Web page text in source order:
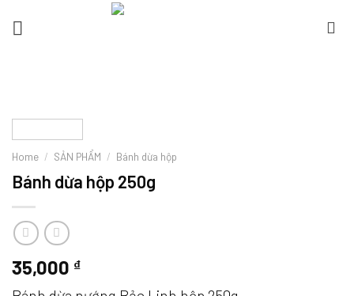
Home / SẢN PHẨM / Bánh dừa hộp
Bánh dừa hộp 250g
35,000 ₫